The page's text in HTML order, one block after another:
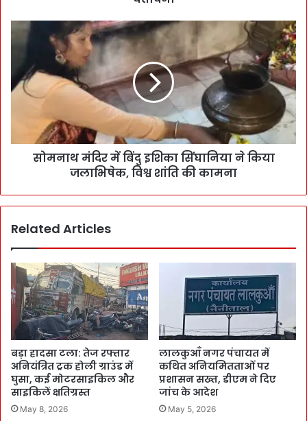
सोमनाथ मंदिर में बिंदु इशिका सिंघानिया ने किया
जलाभिषेक, विश्व शांति की कामना
Related Articles
बड़ा हादसा टला: तेज रफ्तार
अनियंत्रित ट्रक होली ग्राउंड में
घुसा, कई मोटरसाइकिल और
साइकिलें क्षतिग्रस्त
May 8, 2026
लालकुआँ नगर पंचायत में
कथित अनियमितताओं पर
प्रशासन सख्त, डीएम ने दिए
जांच के आदेश
May 5, 2026